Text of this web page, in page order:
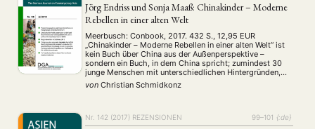
Jörg Endriss und Sonja Maaß: Chinakinder – Moderne
Rebellen in einer alten Welt
Meerbusch: Conbook, 2017. 432 S., 12,95 EUR
„Chinakinder – Moderne Rebellen in einer alten Welt“ ist
kein Buch über China aus der Außenperspektive –
sondern ein Buch, in dem China spricht; zumindest 30
junge Menschen mit unterschiedlichen Hintergründen,
die irgendwo in China leben. Damit hebt sich das über
400 Seiten umfassende Werk bereits von den …
von Christian Schmidkonz
Nr. 142 (2017) REZENSIONEN 99–101 {:de}